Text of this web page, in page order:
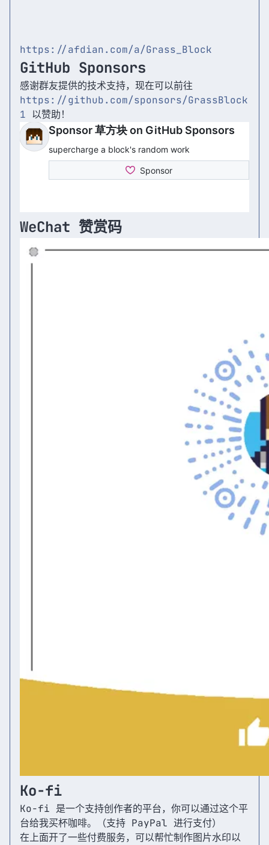
https://afdian.com/a/Grass_Block
GitHub Sponsors
感谢群友提供的技术支持，现在可以前往
https://github.com/sponsors/GrassBlock
1 以赞助！
WeChat 赞赏码
Ko-fi
Ko-fi 是一个支持创作者的平台，你可以通过这个平
台给我买杯咖啡。（支持 PayPal 进行支付）
在上面开了一些付费服务，可以帮忙制作图片水印以